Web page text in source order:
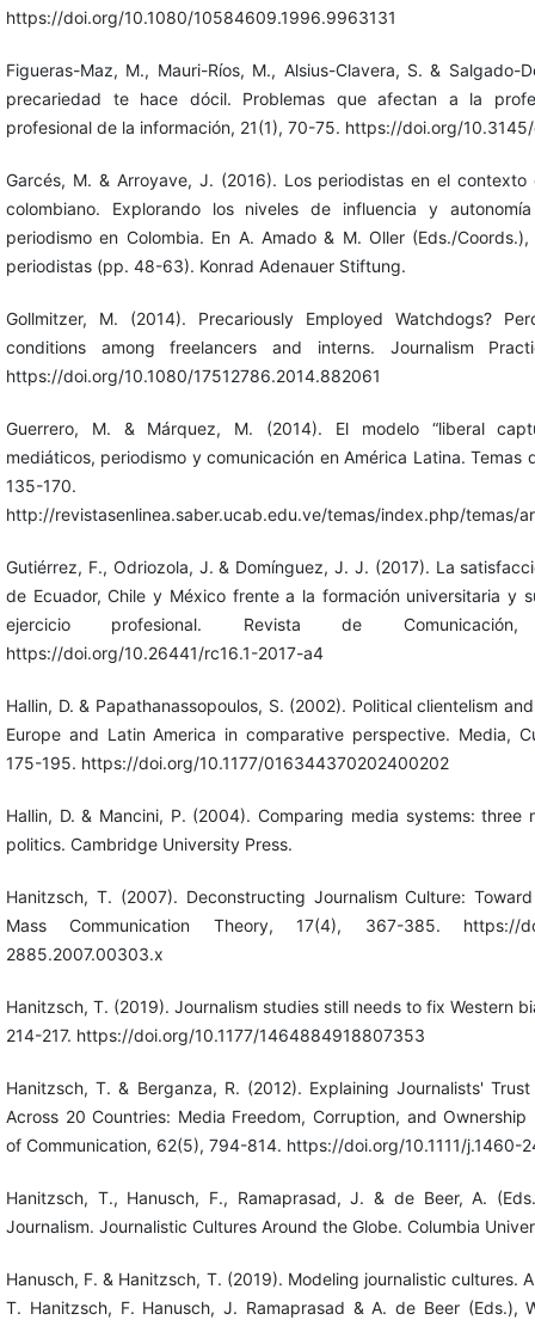
https://doi.org/10.1080/10584609.1996.9963131
Figueras-Maz, M., Mauri-Ríos, M., Alsius-Clavera, S. & Salgado-
precariedad te hace dócil. Problemas que afectan a la
profesional de la información, 21(1), 70-75. https://doi.org/
Garcés, M. & Arroyave, J. (2016). Los periodistas en el
colombiano. Explorando los niveles de influencia y
periodismo en Colombia. En A. Amado & M. Oller (Eds./
periodistas (pp. 48-63). Konrad Adenauer Stiftung.
Gollmitzer, M. (2014). Precariously Employed Watchdogs?
conditions among freelancers and interns. Journalism
https://doi.org/10.1080/17512786.2014.882061
Guerrero, M. & Márquez, M. (2014). El modelo “liberal
mediáticos, periodismo y comunicación en América Latina. Temas
135-170.
http://revistasenlinea.saber.ucab.edu.ve/temas/index.php/temas/
Gutiérrez, F., Odriozola, J. & Domínguez, J. J. (2017). La
de Ecuador, Chile y México frente a la formación universitaria y
ejercicio profesional. Revista de
https://doi.org/10.26441/rc16.1-2017-a4
Hallin, D. & Papathanassopoulos, S. (2002). Political clientelism
Europe and Latin America in comparative perspective. Media,
175-195. https://doi.org/10.1177/016344370202400202
Hallin, D. & Mancini, P. (2004). Comparing media systems: three
politics. Cambridge University Press.
Hanitzsch, T. (2007). Deconstructing Journalism Culture:
Mass Communication Theory, 17(4), 367-385. https://
2885.2007.00303.x
Hanitzsch, T. (2019). Journalism studies still needs to fix Western
214-217. https://doi.org/10.1177/1464884918807353
Hanitzsch, T. & Berganza, R. (2012). Explaining Journalists'
Across 20 Countries: Media Freedom, Corruption, and
of Communication, 62(5), 794-814. https://doi.org/10.1111/j.1460-
Hanitzsch, T., Hanusch, F., Ramaprasad, J. & de Beer, A.
Journalism. Journalistic Cultures Around the Globe. Columbia
Hanusch, F. & Hanitzsch, T. (2019). Modeling journalistic cultures.
T. Hanitzsch, F. Hanusch, J. Ramaprasad & A. de Beer (Eds.),